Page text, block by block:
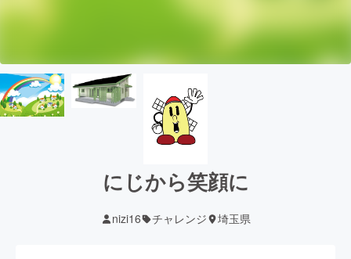
にじから笑顔に
nizi16 チャレンジ 埼玉県